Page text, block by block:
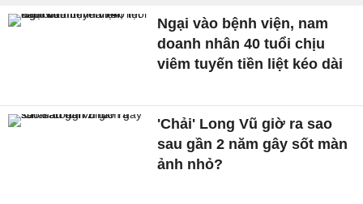
Ngại vào bệnh viện, nam
doanh nhân 40 tuổi chịu
viêm tuyến tiền liệt kéo dài
'Chải' Long Vũ giờ ra sao
sau gần 2 năm gây sốt màn
ảnh nhỏ?